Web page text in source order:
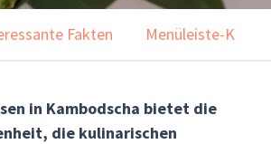
Fakten Menüleiste-
in Kambodscha bietet die
die kulinarischen